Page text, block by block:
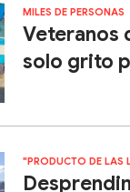
MILES DE PERSONAS
Veteranos
solo grito
"PRODUCTO DE LAS